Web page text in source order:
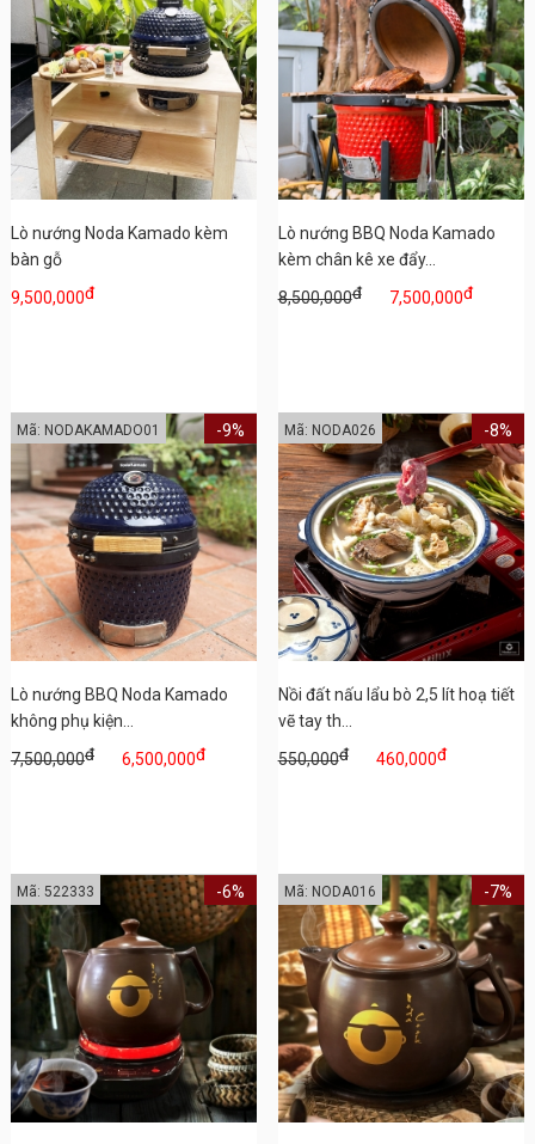
Lò nướng Noda Kamado kèm
bàn gỗ
9,500,000đ
Lò nướng BBQ Noda Kamado
kèm chân kê xe đẩy...
8,500,000đ 7,500,000đ
Lò nướng BBQ Noda Kamado
không phụ kiện...
7,500,000đ 6,500,000đ
-9%
Mã: NODAKAMADO01
Nồi đất nấu lẩu bò 2,5 lít hoạ tiết
vẽ tay th...
550,000đ 460,000đ
-8%
Mã: NODA026
-6%
Mã: 522333 -7%
Mã: NODA016